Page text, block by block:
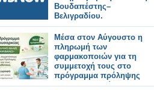
Βουδαπέστης–
Βελιγραδίου.
Μέσα στον Αύγουστο η
πληρωμή των
φαρμακοποιών για τη
συμμετοχή τους στο
πρόγραμμα πρόληψης
της παχυσαρκίας